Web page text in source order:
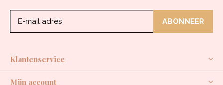
ABONNEER
Klantenservice
Mijn account